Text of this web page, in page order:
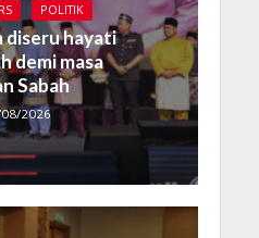
POLITIK
diseru hayati
demi masa
Sabah
2026